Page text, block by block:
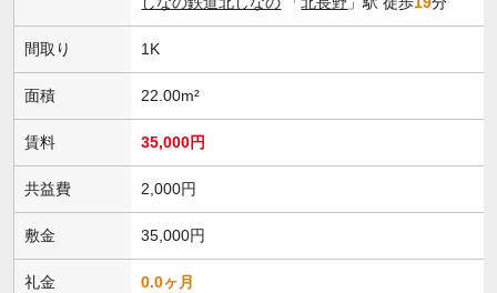
間取り 1K
面積 22.00m²
賃料 35,000円
共益費 2,000円
敷金 35,000円
礼金 0.0ヶ月